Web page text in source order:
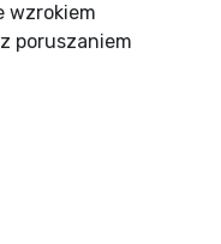
wzrokiem
poruszaniem